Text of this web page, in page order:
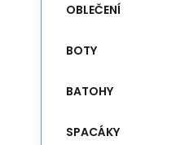
OBLEČENÍ
BOTY
BATOHY
SPACÁKY